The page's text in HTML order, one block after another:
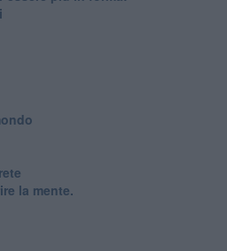
la mente.